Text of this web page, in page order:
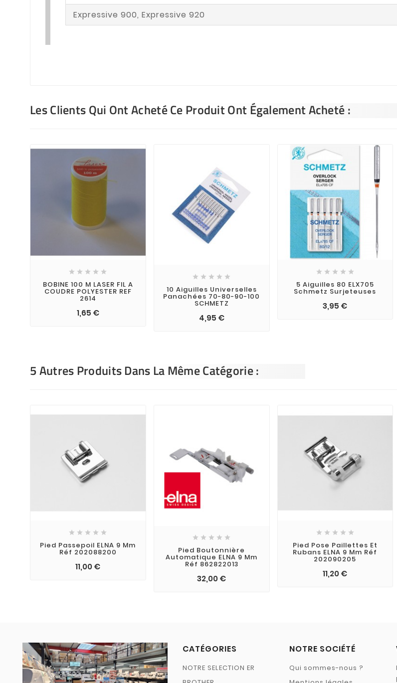
Expressive 900, Expressive 920
Les Clients Qui Ont Acheté Ce Produit Ont Également Acheté :
    
BOBINE 100 M LASER FIL A
COUDRE POLYESTER REF
2614
1,65 €
    
10 Aiguilles Universelles
Panachées 70-80-90-100
SCHMETZ
4,95 €
    
5 Aiguilles 80 ELX705
Schmetz Surjeteuses
3,95 €
5 Autres Produits Dans La Même Catégorie :
    
Pied Passepoil ELNA 9 Mm
Réf 202088200
11,00 €
    
Pied Boutonnière
Automatique ELNA 9 Mm
Réf 862822013
32,00 €
    
Pied Pose Paillettes Et
Rubans ELNA 9 Mm Réf
202090205
11,20 €
CATÉGORIES
NOTRE SELECTION ER
NOTRE SOCIÉTÉ
Qui sommes-nous ?